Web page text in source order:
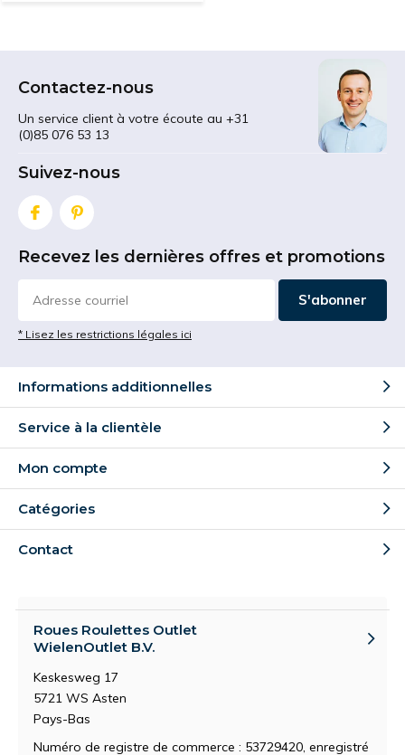
Contactez-nous
Un service client à votre écoute au +31
(0)85 076 53 13
Suivez-nous
Recevez les dernières offres et promotions
S'abonner
* Lisez les restrictions légales ici
Informations additionnelles
Service à la clientèle
Mon compte
Catégories
Contact
Roues Roulettes Outlet
WielenOutlet B.V.
Keskesweg 17
5721 WS Asten
Pays-Bas
Numéro de registre de commerce : 53729420, enregistré